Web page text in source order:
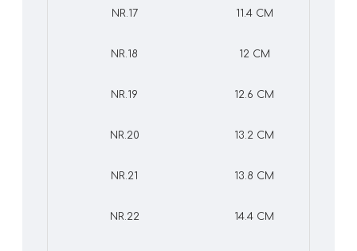
NR.17 11.4 CM
NR.18 12 CM
NR.19 12.6 CM
NR.20 13.2 CM
NR.21 13.8 CM
NR.22 14.4 CM